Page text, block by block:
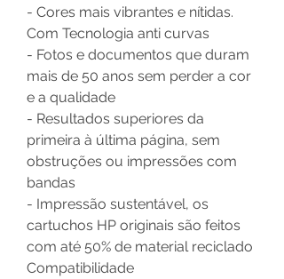
- Cores mais vibrantes e nítidas.
Com Tecnologia anti curvas
- Fotos e documentos que duram
mais de 50 anos sem perder a cor
e a qualidade
- Resultados superiores da
primeira à última página, sem
obstruções ou impressões com
bandas
- Impressão sustentável, os
cartuchos HP originais são feitos
com até 50% de material reciclado
Compatibilidade